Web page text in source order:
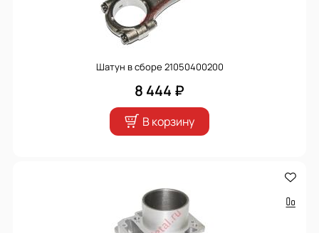
Шатун в сборе 21050400200
8 444 ₽
В корзину